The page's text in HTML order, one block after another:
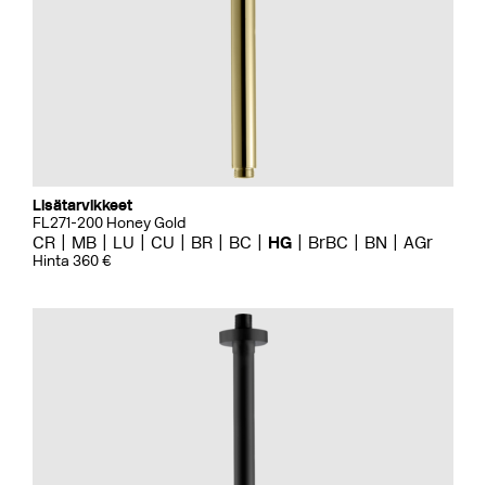
Lisätarvikkeet
FL271-200 Honey Gold
CR MB LU CU BR BC HG BrBC BN AGr
Hinta 360 €